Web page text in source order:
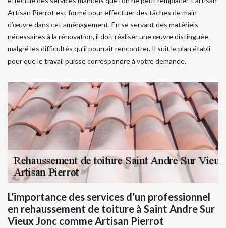
Artisan Pierrot est formé pour effectuer des tâches de main
d’œuvre dans cet aménagement. En se servant des matériels
nécessaires à la rénovation, il doit réaliser une œuvre distinguée
malgré les difficultés qu’il pourrait rencontrer. Il suit le plan établi
pour que le travail puisse correspondre à votre demande.
L’importance des services d’un professionnel
en rehaussement de toiture à Saint Andre Sur
Vieux Jonc comme Artisan Pierrot